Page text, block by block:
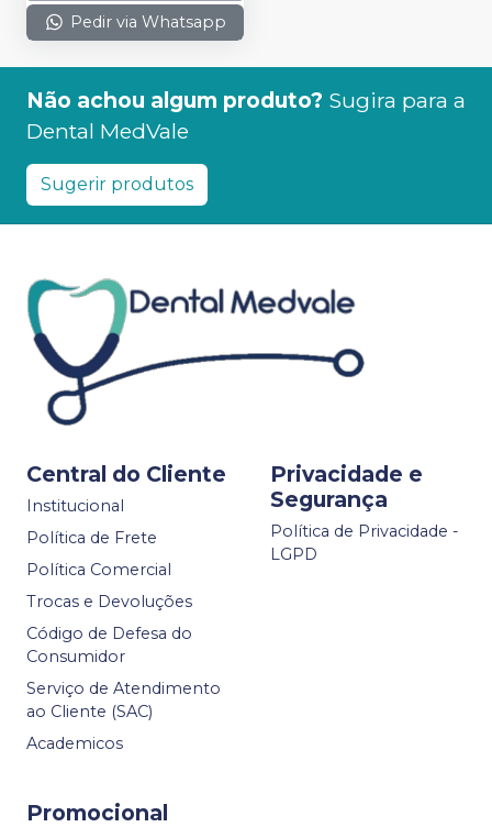
Pedir via Whatsapp
Não achou algum produto? Sugira para a
Dental MedVale
Sugerir produtos
Central do Cliente
Institucional
Política de Frete
Política Comercial
Trocas e Devoluções
Código de Defesa do
Consumidor
Serviço de Atendimento
ao Cliente (SAC)
Academicos
Privacidade e
Segurança
Política de Privacidade -
LGPD
Promocional